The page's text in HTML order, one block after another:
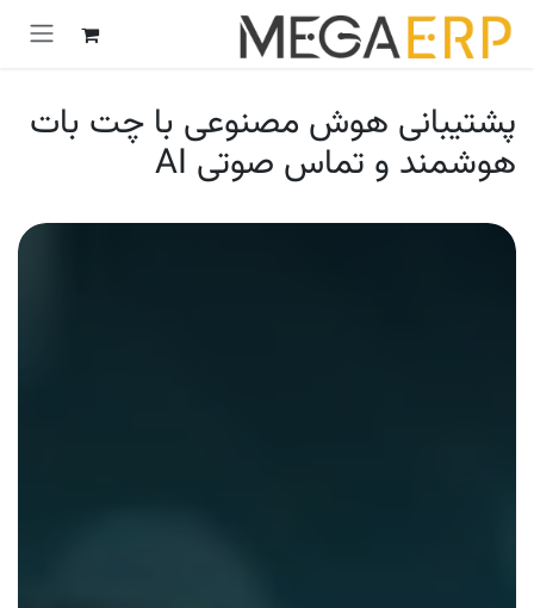
پرش به محتوا
پشتیبانی هوش مصنوعی با چت بات
هوشمند و تماس صوتی AI